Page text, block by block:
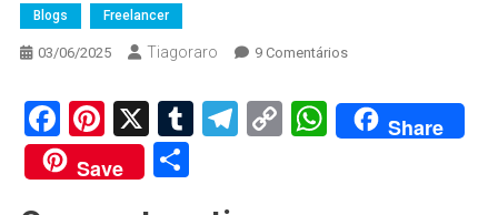
Blogs Freelancer
03/06/2025 Tiagoraro 9 ComentáriosEm
Montar
Um
Facebook
Pinterest
X Tumblr
Telegram
CopyWhatsApp
Share
Save
Share